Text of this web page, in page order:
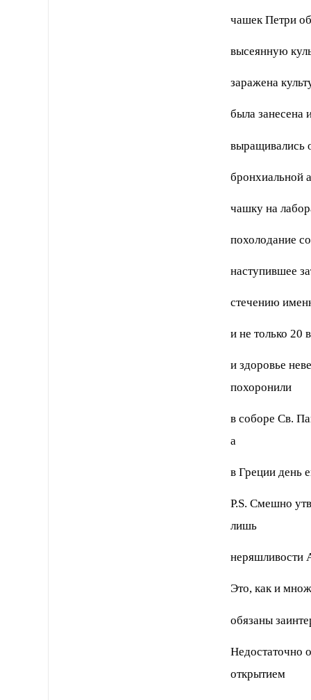
чашек Петри
высеянную
заражена
была занесена
выращивались
бронхиальной
чашку на
похолодание
наступившее
стечению
и не только 20
и здоровье
похоронили
в соборе Св.
а
в Греции день
P.S. Смешно
лишь
неряшливости
Это, как и
обязаны
Недостаточно
открытием